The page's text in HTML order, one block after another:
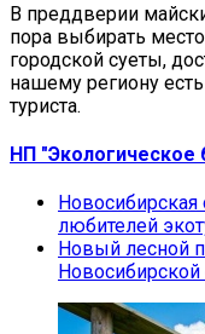
В преддверии
пора выбирать
городской суеты,
нашему региону
туриста.
НП "Экологическое
любителей
Новый лесной